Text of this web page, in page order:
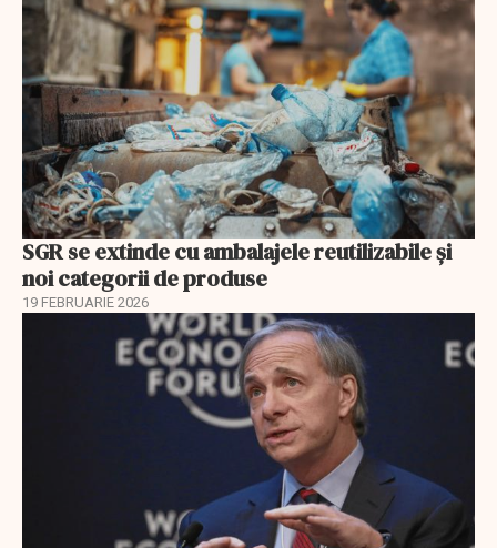
SGR se extinde cu ambalajele reutilizabile și
noi categorii de produse
19 FEBRUARIE 2026